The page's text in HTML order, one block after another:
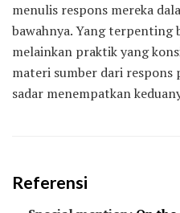
menulis respons mereka
bawahnya. Yang terpenting
melainkan praktik yang
materi sumber dari respons
sadar menempatkan
Referensi